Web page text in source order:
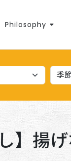
Philosophy
】揚